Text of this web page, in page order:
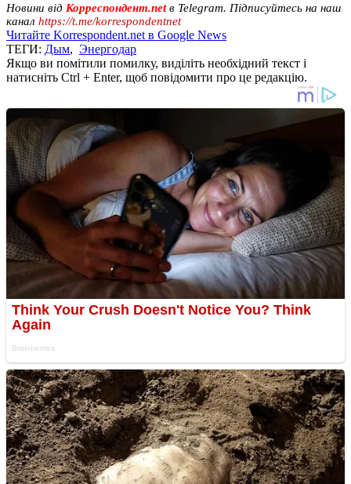
Новини від Корреспондент.netв Telegram. Підписуйтесь на наш
канал https://t.me/korrespondentnet
Читайте Korrespondent.net в Google News
ТЕГИ: Дым, Энергодар
Якщо ви помітили помилку, виділіть необхідний текст і
натисніть Ctrl + Enter, щоб повідомити про це редакцію.